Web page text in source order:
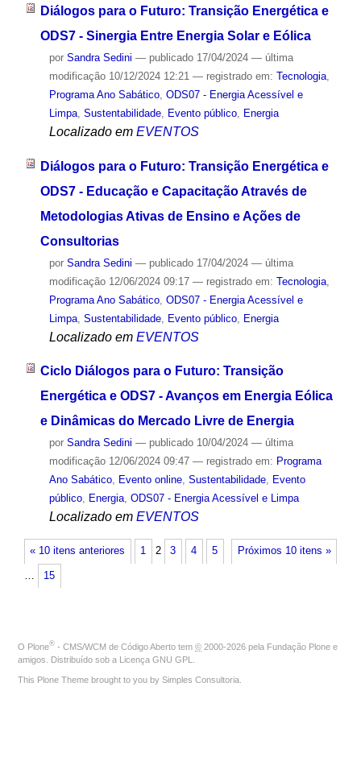
Diálogos para o Futuro: Transição Energética e
ODS7 - Sinergia Entre Energia Solar e Eólica
por Sandra Sedini — publicado17/04/2024 — última
modificação10/12/2024 12:21 — registrado em: Tecnologia,
Programa Ano Sabático, ODS07 - Energia Acessível e
Limpa, Sustentabilidade, Evento público, Energia
Localizado em EVENTOS
Diálogos para o Futuro: Transição Energética e
ODS7 - Educação e Capacitação Através de
Metodologias Ativas de Ensino e Ações de
Consultorias
por Sandra Sedini — publicado17/04/2024 — última
modificação12/06/2024 09:17 — registrado em: Tecnologia,
Programa Ano Sabático, ODS07 - Energia Acessível e
Limpa, Sustentabilidade, Evento público, Energia
Localizado em EVENTOS
Ciclo Diálogos para o Futuro: Transição
Energética e ODS7 - Avanços em Energia Eólica
e Dinâmicas do Mercado Livre de Energia
por Sandra Sedini — publicado10/04/2024 — última
modificação12/06/2024 09:47 — registrado em: Programa
Ano Sabático, Evento online, Sustentabilidade, Evento
público, Energia, ODS07 - Energia Acessível e Limpa
Localizado em EVENTOS
« 10 itens anteriores Próximos 10 itens »
1 2 3 4 5
… 15
O Plone® - CMS/WCM de Código Aberto tem © 2000-2026 pela Fundação Plone e
amigos. Distribuído sob a Licença GNU GPL
This Plone Theme brought to you by Simples Consultoria